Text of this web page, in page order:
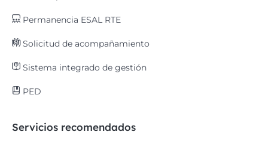
Permanencia ESAL RTE
Solicitud de acompañamiento
Sistema integrado de gestión
PED
Servicios recomendados